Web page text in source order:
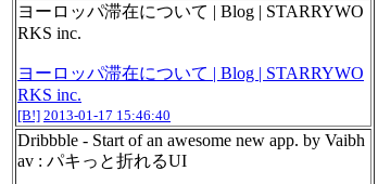
ヨーロッパ滞在について | Blog | STARRYWO
RKS inc.
ヨーロッパ滞在について | Blog | STARRYWO
RKS inc.
[B!] 2013-01-17 15:46:40
Dribbble - Start of an awesome new app. by Vaibh
av : パキっと折れるUI